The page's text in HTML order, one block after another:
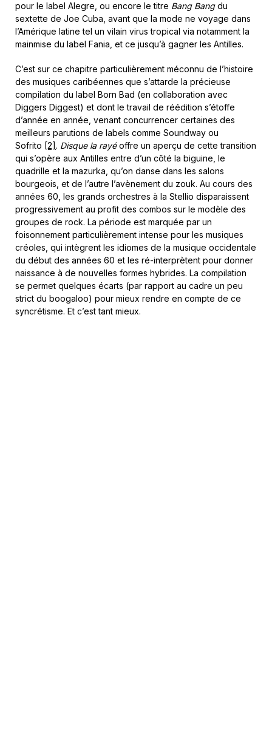
pour le label Alegre, ou encore le titre Bang Bangdu
sextette de Joe Cuba, avant que la mode ne voyage dans
l’Amérique latine tel un vilain virus tropical via notamment la
mainmise du label Fania, et ce jusqu’à gagner les Antilles.
C’est sur ce chapitre particulièrement méconnu de l’histoire
des musiques caribéennes que s’attarde la précieuse
compilation du label Born Bad (en collaboration avec
Diggers Diggest) et dont le travail de réédition s’étoffe
d’année en année, venant concurrencer certaines des
meilleurs parutions de labels comme Soundway ou
Sofrito [2] . Disque la rayéoffre un aperçu de cette transition
qui s’opère aux Antilles entre d’un côté la biguine, le
quadrille et la mazurka, qu’on danse dans les salons
bourgeois, et de l’autre l’avènement du zouk. Au cours des
années 60, les grands orchestres à la Stellio disparaissent
progressivement au profit des combos sur le modèle des
groupes de rock. La période est marquée par un
foisonnement particulièrement intense pour les musiques
créoles, qui intègrent les idiomes de la musique occidentale
du début des années 60 et les ré-interprètent pour donner
naissance à de nouvelles formes hybrides. La compilation
se permet quelques écarts (par rapport au cadre un peu
strict du boogaloo) pour mieux rendre en compte de ce
syncrétisme. Et c’est tant mieux.